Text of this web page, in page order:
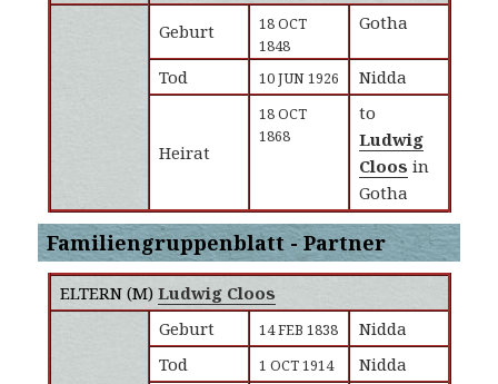
Geburt
18 OCT
1848
Gotha
Tod 10 JUN 1926 Nidda
Heirat
18 OCT
1868
to
Ludwig
Cloos in
Gotha
Familiengruppenblatt - Partner
ELTERN (M) Ludwig Cloos
Geburt
14 FEB 1838
Nidda
Tod
1 OCT 1914 Nidda